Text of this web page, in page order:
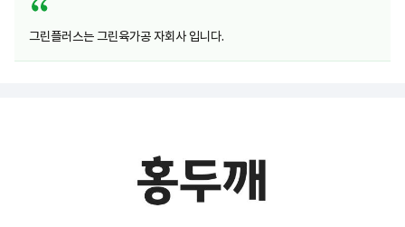
그린플러스는 그린육가공 자회사 입니다.